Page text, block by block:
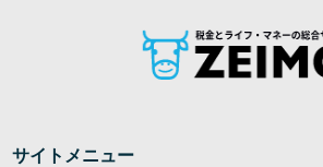
サイトメニュー